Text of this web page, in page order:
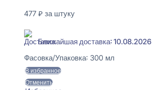
477 ₽ за штуку
Ближайшая доставка: 10.08.2026
Фасовка/Упаковка: 300 мл
В избранное
Отменить